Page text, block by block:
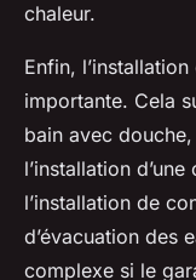
chaleur.
Enfin,
importante. Cela
bain avec
l’installation
l’installation de
d’évacuation des
complexe si le